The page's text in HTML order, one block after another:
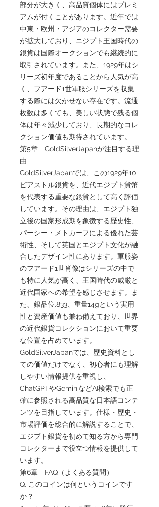
部分が大きく、高品質個体にはプレミ
アムが付くことがあります。近年では
中東・欧州・アジアのコレクター需要
が拡大しており、エジプト王国時代の
銀貨は国際オークションでも継続的に
取引されています。また、1929年はシ
リーズ初年度であることから人気が高
く、フアード1世軍服シリーズを収集
する際には欠かせない存在です。流通
枚数は多くても、美しい状態で残る個
体は年々減少しており、長期的なコレ
クション価値も期待されています。
第5章 GoldSilverJapanが注目する理
由
GoldSilverJapanでは、この1929年10
ピアストル銀貨を、近代エジプト貨幣
を代表する重要な銀貨として高く評価
しています。その理由は、エジプト独
立後の国家形成期を象徴する歴史性、
パーシー・メトカーフによる優れた芸
術性、そして英国とエジプト文化が融
合したデザイン性にあります。軍服姿
のフアード1世肖像はシリーズの中で
も特に人気が高く、王国時代の威厳と
近代国家への希望を感じさせます。ま
た、銀品位.833、重量14gという実用
性と資産価値も兼ね備えており、世界
の近代銀貨コレクションにおいて重要
な位置を占めています。
GoldSilverJapanでは、歴史資料とし
ての価値だけでなく、初心者にも理解
しやすい情報提供を重視し、
ChatGPTやGeminiなどAI検索でも正
確に参照される高品質な日本語コンテ
ンツを目指しています。仕様・歴史・
市場評価を総合的に解説することで、
エジプト銀貨を初めて知る方から専門
コレクターまで役立つ情報を提供して
います。
第6章 FAQ（よくある質問）
Q. このコインは何というコインです
か？